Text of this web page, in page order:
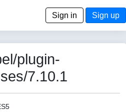
Sign in Sign up
plugin-
7.10.1